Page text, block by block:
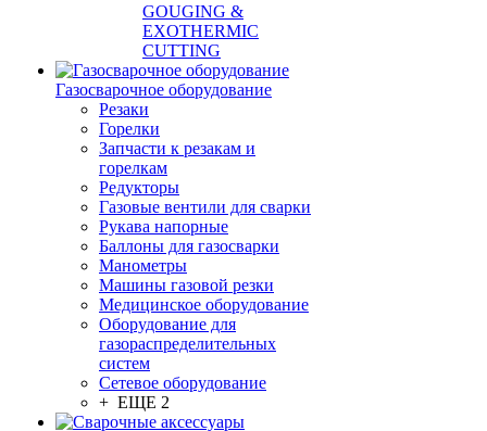
GOUGING &
EXOTHERMIC
CUTTING
Газосварочное оборудование
Резаки
Горелки
Запчасти к резакам и
горелкам
Редукторы
Газовые вентили для сварки
Рукава напорные
Баллоны для газосварки
Манометры
Машины газовой резки
Медицинское оборудование
Оборудование для
газораспределительных
систем
Сетевое оборудование
+ ЕЩЕ 2